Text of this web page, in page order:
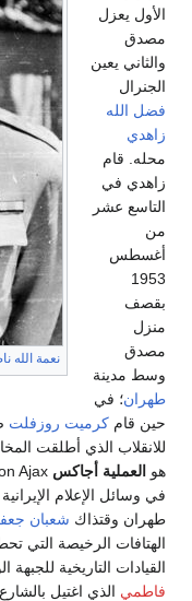
نعمة الله
الأول يعزل
مصدق
والثاني يعين
الجنرال
فضل الله
زاهدي
محله. قام
زاهدي في
التاسع عشر
من
أغسطس
1953
بقصف
منزل
مصدق
وسط مدينة
طهران؛ في
حين قام كرميت روزفلت
للانقلاب الذي أطلقت
هو العملية أجاكس
في وسائل الإعلام
طهران وقتذاك شعبان
الهتافات الرخيصة التي
القيادات التاريخية للجبهة
فاطمي الذي اغتيل